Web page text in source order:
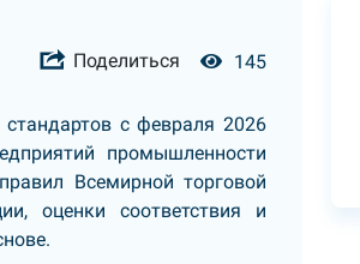
Поделиться 145
с февраля 2026
промышленности
Всемирной торговой
оценки соответствия и